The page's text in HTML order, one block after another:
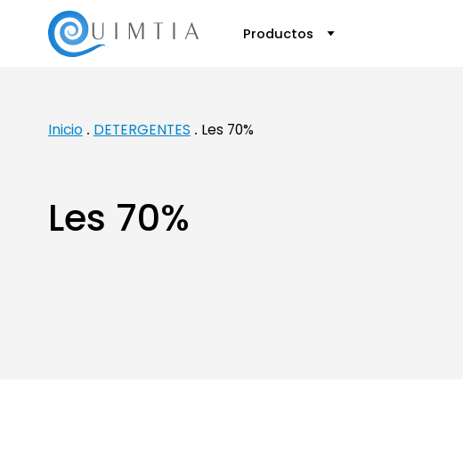
Productos
Inicio
DETERGENTES Les 70%
Les 70%